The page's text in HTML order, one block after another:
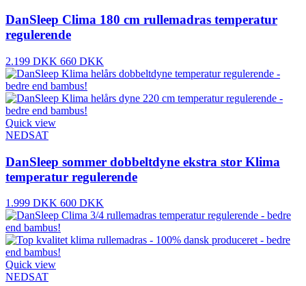
DanSleep Clima 180 cm rullemadras temperatur
regulerende
2.199 DKK 660 DKK
Quick view
NEDSAT
DanSleep sommer dobbeltdyne ekstra stor Klima
temperatur regulerende
1.999 DKK 600 DKK
Quick view
NEDSAT